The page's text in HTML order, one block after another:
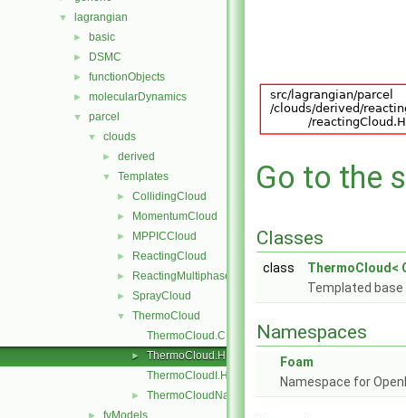
▼ lagrangian
► basic
► DSMC
► functionObjects
► molecularDynamics
▼ parcel
▼ clouds
► derived
▼ Templates
► CollidingCloud
► MomentumCloud
► MPPICCloud
► ReactingCloud
► ReactingMultiphaseCloud
► SprayCloud
▼
ThermoCloud
ThermoCloud.C
►
ThermoCloud.H
ThermoCloudI.H
► ThermoCloudName.C
fvModels
Go to the
Classes
class
ThermoCloud<
Templated
Namespaces
Foam
Namespace for